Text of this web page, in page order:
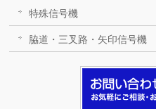
特殊信号機
脇道・三叉路・矢印信号機